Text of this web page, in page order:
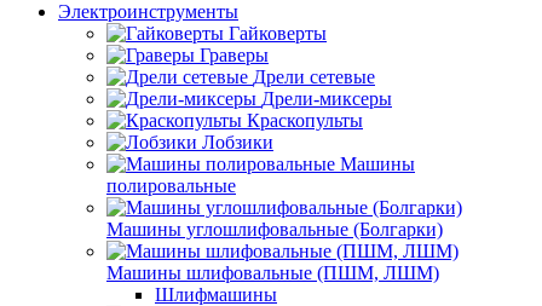
Электроинструменты
Гайковерты
Граверы
Дрели сетевые
Дрели-миксеры
Краскопульты
Лобзики
Машины
полировальные
Машины углошлифовальные (Болгарки)
Машины шлифовальные (ПШМ, ЛШМ)
Шлифмашины